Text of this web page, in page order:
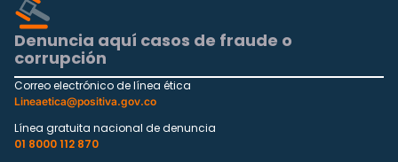
Denuncia aquí casos de fraude o
corrupción
Correo electrónico de línea ética
Lineaetica@positiva.gov.co
Línea gratuita nacional de denuncia
01 8000 112 870